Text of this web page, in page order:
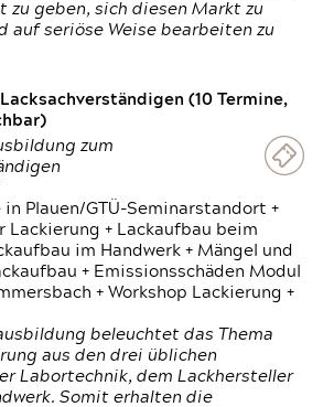
zu geben, sich diesen Markt zu
auf seriöse Weise bearbeiten zu
(10 Termine,
zum
in Plauen/GTÜ-Seminarstandort +
Lackierung + Lackaufbau beim
im Handwerk + Mängel und
+ Emissionsschäden Modul
+ Workshop Lackierung +
beleuchtet das Thema
aus den drei üblichen
Labortechnik, dem Lackhersteller
Somit erhalten die